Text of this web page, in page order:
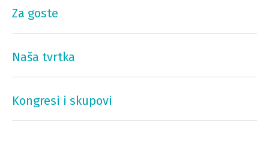
Za goste
Naša tvrtka
Kongresi i skupovi